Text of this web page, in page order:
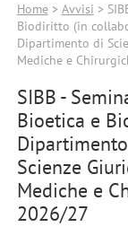
Home> Avvisi >
Biodiritto (in
Dipartimento di
Mediche e
SIBB -
Bioetica e
Scienze
Mediche e
2026/27